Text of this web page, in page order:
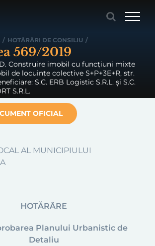
/ HOTĂRÂRI DE CONSILIU /
569/2019
Construire imobil cu funcțiuni mixte
de locuințe colective S+P+3E+R, str.
S.C. ERB Logistic S.R.L. și S.C.
S.R.L.
OFICIAL
AL MUNICIPIULUI
HOTĂRÂRE
Planului Urbanistic de
Detaliu